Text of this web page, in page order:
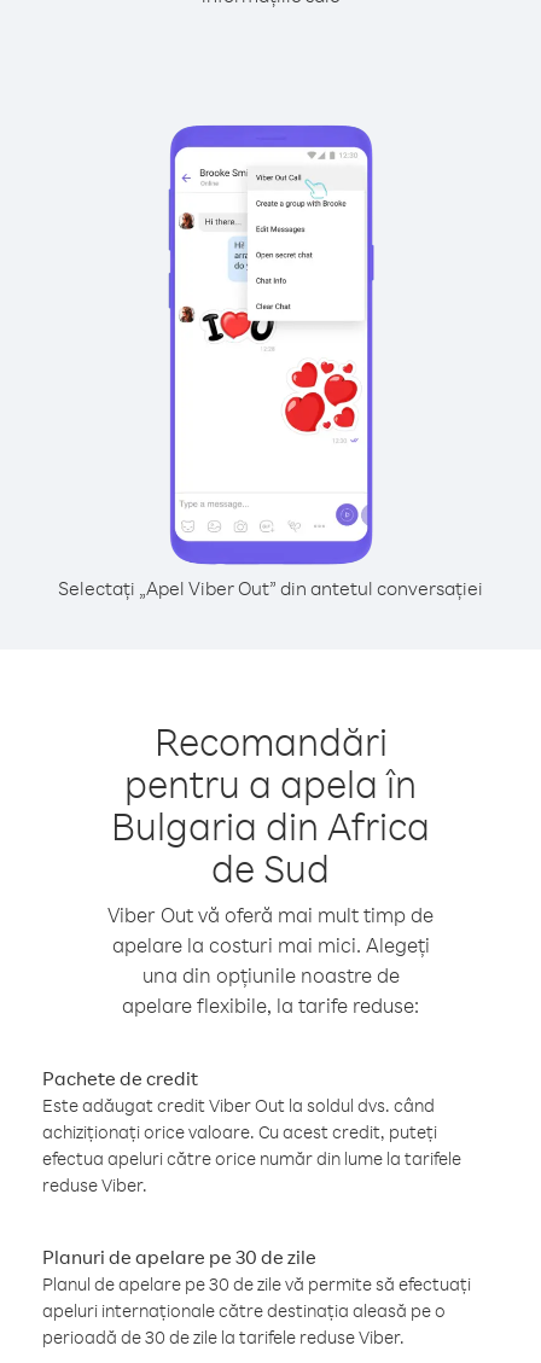
Selectați „Apel Viber Out” din antetul conversației
Recomandări
pentru a apela în
Bulgaria din Africa
de Sud
Viber Out vă oferă mai mult timp de
apelare la costuri mai mici. Alegeți
una din opțiunile noastre de
apelare flexibile, la tarife reduse:
Pachete de credit
Este adăugat credit Viber Out la soldul dvs. când
achiziționați orice valoare. Cu acest credit, puteți
efectua apeluri către orice număr din lume la tarifele
reduse Viber.
Planuri de apelare pe 30 de zile
Planul de apelare pe 30 de zile vă permite să efectuați
apeluri internaționale către destinația aleasă pe o
perioadă de 30 de zile la tarifele reduse Viber.